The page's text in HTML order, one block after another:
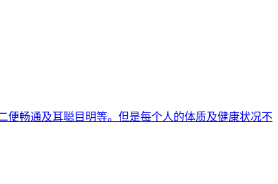
便畅通及耳聪目明等。但是每个人的体质及健康状况不